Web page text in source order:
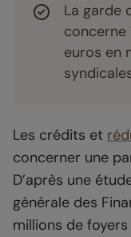
La garde
concerne
euros en
Les crédits et
concerner une
D’après une
générale des
millions de